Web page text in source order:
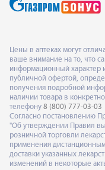
Цены в аптеках могут
ваше внимание на то, что
информационный характер
публичной офертой,
получения подробной
наличии товара в
телефону 8 (800) 777-03-03
Согласно постановлению
"Об утверждении Правил
розничной торговли
применения
доставки указанных
изменений в некоторые